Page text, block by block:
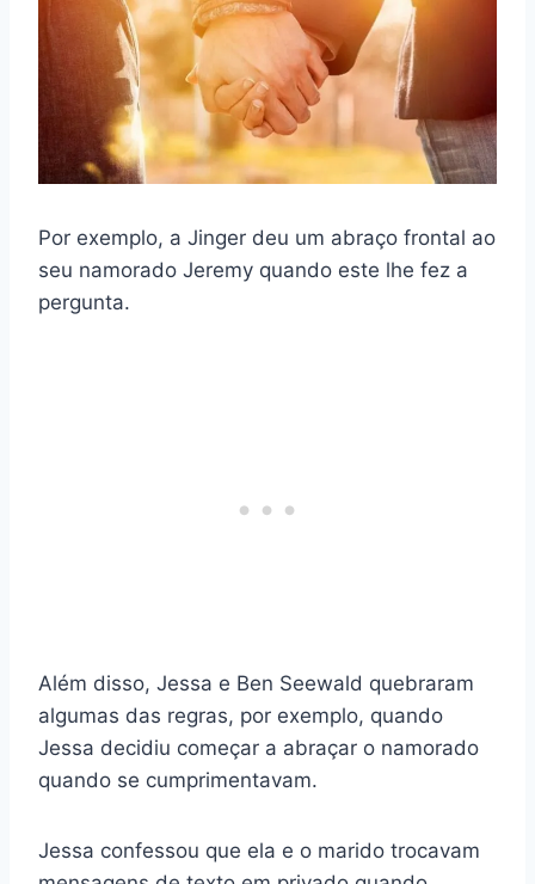
Por exemplo, a Jinger deu um abraço frontal ao
seu namorado Jeremy quando este lhe fez a
pergunta.
Além disso, Jessa e Ben Seewald quebraram
algumas das regras, por exemplo, quando
Jessa decidiu começar a abraçar o namorado
quando se cumprimentavam.
Jessa confessou que ela e o marido trocavam